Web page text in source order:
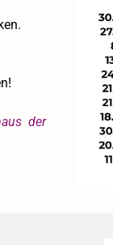
der